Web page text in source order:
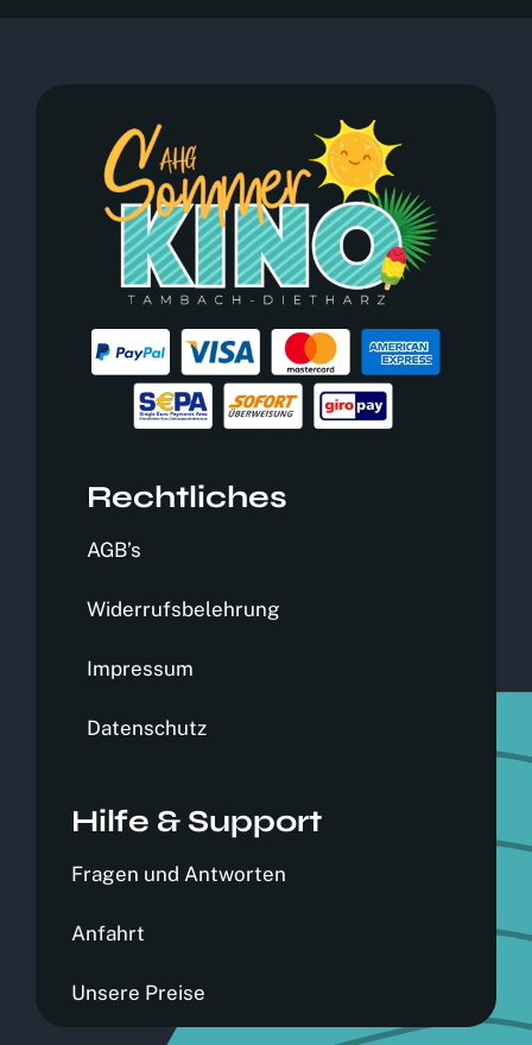
Rechtliches
AGB’s
Widerrufsbelehrung
Impressum
Datenschutz
Hilfe & Support
Fragen und Antworten
Anfahrt
Unsere Preise